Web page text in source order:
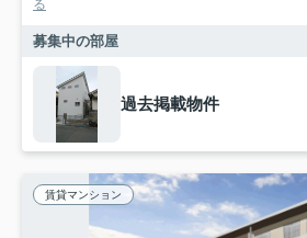
る
募集中の部屋
過去掲載物件
賃貸マンション